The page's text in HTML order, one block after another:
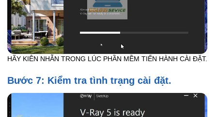
HÃY KIÊN NHẪN TRONG LÚC PHẦN MỀM TIẾN HÀNH CÀI ĐẶT.
Bước 7: Kiểm tra tình trạng cài đặt.